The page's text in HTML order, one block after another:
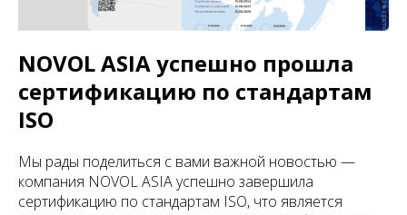
NOVOL ASIA успешно прошла
сертификацию по стандартам
ISO
Мы рады поделиться с вами важной новостью —
компания NOVOL ASIA успешно завершила
сертификацию по стандартам ISO, что является